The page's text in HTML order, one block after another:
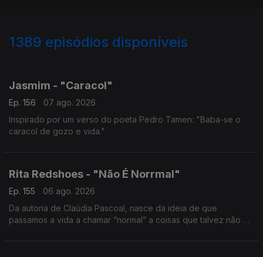
1389 episódios disponíveis
Jasmim - "Caracol"
Ep. 156
07 ago. 2026
Inspirado por um verso do poeta Pedro Tamen: "Baba-se o
caracol de gozo e vida."
Rita Redshoes - "Não É Norrmal"
Ep. 155
06 ago. 2026
Da autoria de Claúdia Pascoal, nasce da ideia de que
passamos a vida a chamar “normal” a coisas que talvez não o